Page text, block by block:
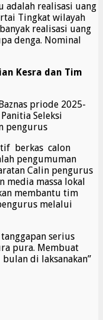
adalah realisasi uang
Tingkat wilayah
realisasi uang
denga. Nominal
Kesra dan Tim
priode 2025-
Seleksi
pengurus
berkas calon
pengumuman
Calin pengurus
media massa lokal
membantu tim
melalui
serius
pura. Membuat
di laksanakan”